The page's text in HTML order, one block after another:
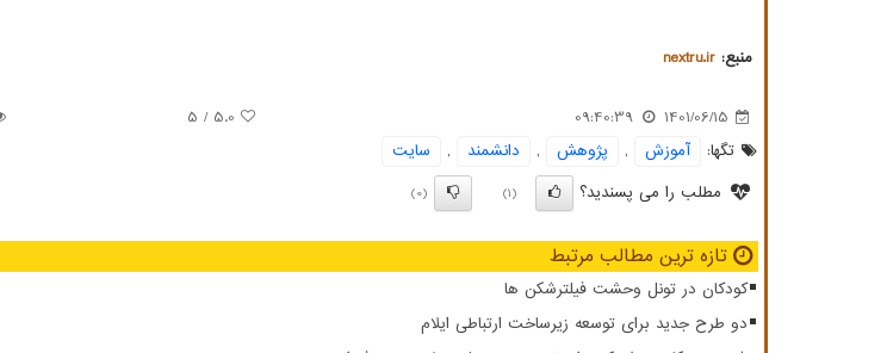
منبع: nextru.ir
1401/06/15
09:40:39
5.0
/ 5
تگها:
آموزش , پژوهش , دانشمند ,
سایت
مطلب را می پسندید؟
(1)
(0)
تازه ترین مطالب مرتبط
کودکان در تونل وحشت فیلترشکن ها
دو طرح جدید برای توسعه زیرساخت ارتباطی ایلام